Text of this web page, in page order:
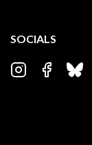
SOCIALS